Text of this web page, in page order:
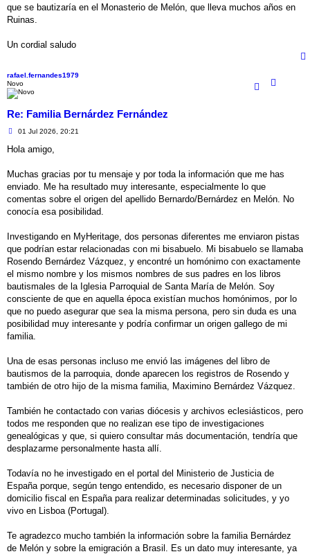
que se bautizaría en el Monasterio de Melón, que lleva muchos años en
Ruinas.
Un cordial saludo
rafael.fernandes1979
Novo
Re: Familia Bernárdez Fernández
M
n
j
01 Jul 2026, 20:21
Hola amigo,
Muchas gracias por tu mensaje y por toda la información que me has
enviado. Me ha resultado muy interesante, especialmente lo que
comentas sobre el origen del apellido Bernardo/Bernárdez en Melón. No
conocía esa posibilidad.
Investigando en MyHeritage, dos personas diferentes me enviaron pistas
que podrían estar relacionadas con mi bisabuelo. Mi bisabuelo se llamaba
Rosendo Bernárdez Vázquez, y encontré un homónimo con exactamente
el mismo nombre y los mismos nombres de sus padres en los libros
bautismales de la Iglesia Parroquial de Santa María de Melón. Soy
consciente de que en aquella época existían muchos homónimos, por lo
que no puedo asegurar que sea la misma persona, pero sin duda es una
posibilidad muy interesante y podría confirmar un origen gallego de mi
familia.
Una de esas personas incluso me envió las imágenes del libro de
bautismos de la parroquia, donde aparecen los registros de Rosendo y
también de otro hijo de la misma familia, Maximino Bernárdez Vázquez.
También he contactado con varias diócesis y archivos eclesiásticos, pero
todos me responden que no realizan ese tipo de investigaciones
genealógicas y que, si quiero consultar más documentación, tendría que
desplazarme personalmente hasta allí.
Todavía no he investigado en el portal del Ministerio de Justicia de
España porque, según tengo entendido, es necesario disponer de un
domicilio fiscal en España para realizar determinadas solicitudes, y yo
vivo en Lisboa (Portugal).
Te agradezco mucho también la información sobre la familia Bernárdez
de Melón y sobre la emigración a Brasil. Es un dato muy interesante, ya